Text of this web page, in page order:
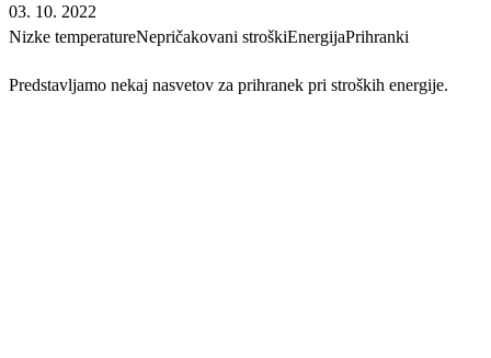
03. 10. 2022
Nizke temperatureNepričakovani stroškiEnergijaPrihranki
Predstavljamo nekaj nasvetov za prihranek pri stroških energije.